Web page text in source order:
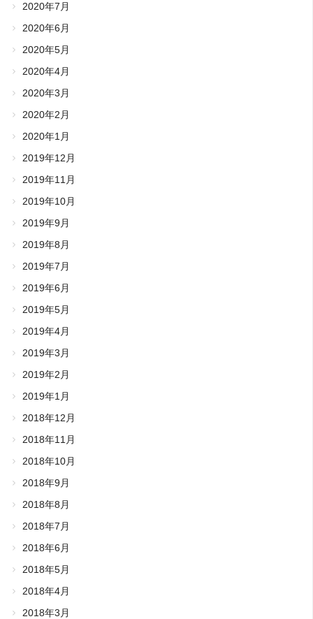
2020年7月
2020年6月
2020年5月
2020年4月
2020年3月
2020年2月
2020年1月
2019年12月
2019年11月
2019年10月
2019年9月
2019年8月
2019年7月
2019年6月
2019年5月
2019年4月
2019年3月
2019年2月
2019年1月
2018年12月
2018年11月
2018年10月
2018年9月
2018年8月
2018年7月
2018年6月
2018年5月
2018年4月
2018年3月